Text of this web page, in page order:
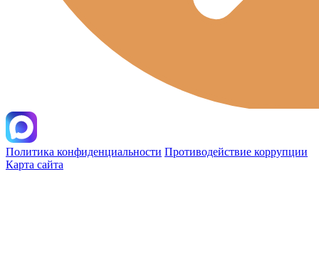
Политика конфиденциальности Противодействие коррупции
Карта сайта